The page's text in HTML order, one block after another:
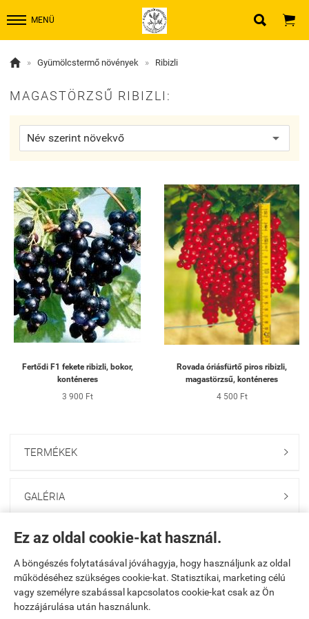
Ez az oldal cookie-kat használ.
A böngészés folytatásával jóváhagyja, hogy használjunk az oldal
működéséhez szükséges cookie-kat. Statisztikai, marketing célú
vagy személyre szabással kapcsolatos cookie-kat csak az Ön
hozzájárulása után használunk.
MENÜ  
 » Gyümölcstermő növények » Ribizli
MAGASTÖRZSŰ RIBIZLI:
Fertődi F1 fekete ribizli, bokor,
konténeres
3 900 Ft
Rovada óriásfürtő piros ribizli,
magastörzsű, konténeres
4 500 Ft
TERMÉKEK 
GALÉRIA 
ONLINE GAZDABOLT
Saját fiók